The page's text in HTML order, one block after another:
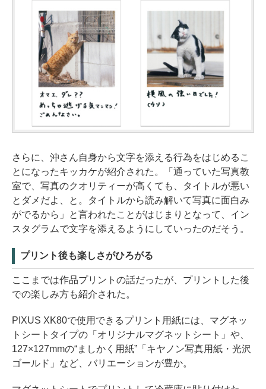
さらに、沖さん自身から文字を添える行為をはじめるこ
とになったキッカケが紹介された。「通っていた写真教
室で、写真のクオリティーが高くても、タイトルが悪い
とダメだよ、と。タイトルから読み解いて写真に面白み
がでるから」と言われたことがはじまりとなって、イン
スタグラムで文字を添えるようにしていったのだそう。
プリント後も楽しさがひろがる
ここまでは作品プリントの話だったが、プリントした後
での楽しみ方も紹介された。
PIXUS XK80で使用できるプリント用紙には、マグネッ
トシートタイプの「オリジナルマグネットシート」や、
127×127mmの“ましかく用紙”「キヤノン写真用紙・光沢
ゴールド」など、バリエーションが豊か。